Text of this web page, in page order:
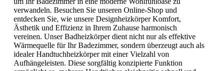
verwandeln. Besuchen Sie unseren Online-Shop und
entdecken Sie, wie unsere Designheizkörper Komfort,
Ästhetik und Effizienz in Ihrem Zuhause harmonisch
vereinen. Unser Badheizkörper dient nicht nur als effektive
Wärmequelle für Ihr Badezimmer, sondern überzeugt auch als
idealer Handtuchheizkörper mit einer Vielzahl von
Aufhängeleisten. Diese sorgfältig konzipierte Funktion